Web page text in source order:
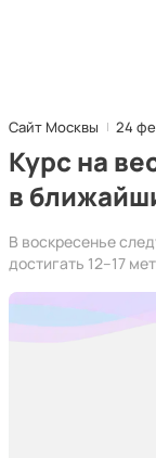
Сайт Москвы 24
Курс на
в
В воскресенье
достигать 12–17